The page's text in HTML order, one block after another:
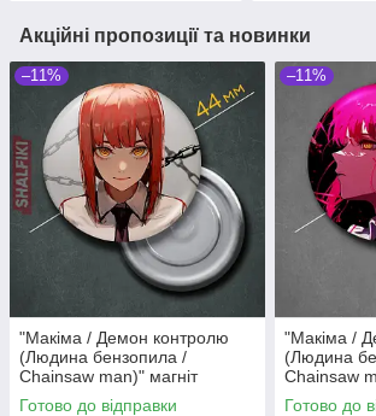
Акційні пропозиції та новинки
–11%
"Макіма / Демон контролю
(Людина бензопила /
Chainsaw man)" магніт
круглий Ø44 мм
Готово до відправки
–11%
"Макіма /
(Людина
Chainsaw
круглий
Готово до